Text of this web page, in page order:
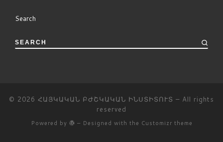
Search
SEARCH
© 2026 ՀԱՅԿԱԿԱՆ ԲԺՇԿԱԿԱՆ ԻՆՍՏԻՏՈՒՏ – All rights
reserved
Powered by – Designed with the Customizr theme